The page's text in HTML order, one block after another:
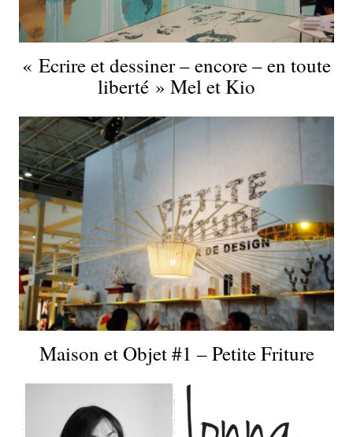
« Ecrire et dessiner – encore – en toute
liberté » Mel et Kio
Maison et Objet #1 – Petite Friture